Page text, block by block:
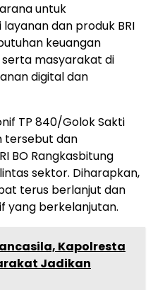
untuk
dan produk BRI
keuangan
serta masyarakat di
digital dan
TP 840/Golok Sakti
tersebut dan
BO Rangkasbitung
sektor. Diharapkan,
terus berlanjut dan
yang berkelanjutan.
Kapolresta
Jadikan